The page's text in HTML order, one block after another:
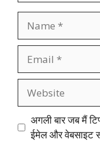
अगली बार जब मैं
ईमेल और वेबसाइट